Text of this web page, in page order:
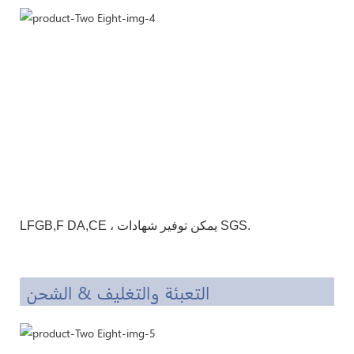
LFGB,F DA,CE ، يمكن توفير شهادات SGS.
التعبئة والتغليف & الشحن